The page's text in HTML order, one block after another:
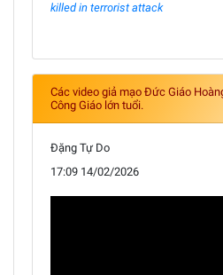
killed in terrorist attack
Các video giả mạo Đức Giáo
Công Giáo lớn tuổi.
Đặng Tự Do
17:09 14/02/2026